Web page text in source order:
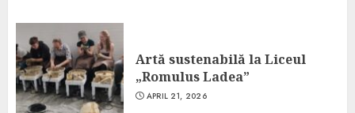
Artă sustenabilă la Liceul
„Romulus Ladea”
APRIL 21, 2026